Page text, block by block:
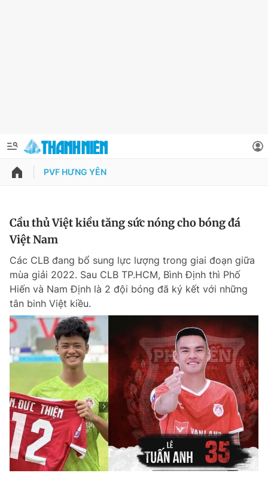
QUẢNG CÁO
Chuyên mục khác
Chào ngày mới
Tin thị trường Tin 360
Video Magazine
Sản phẩm khác
Tiện ích Bạn cần biết
Thông tin tài khoản
Đổi mật khẩu
Tin đã lưu
Tin đã xem
Đăng xuất
PVF HƯNG YÊN
Cầu thủ Việt kiều tăng sức nóng cho bóng đá
Việt Nam
Các CLB đang bổ sung lực lượng trong giai đoạn giữa
mùa giải 2022. Sau CLB TP.HCM, Bình Định thì Phố
Hiến và Nam Định là 2 đội bóng đã ký kết với những
tân binh Việt kiều.